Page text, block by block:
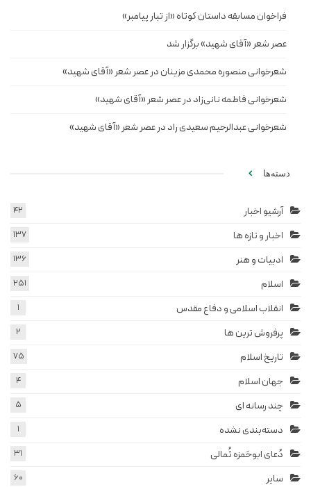
فراخوان مسابقه داستان کوتاه «از تبار پیامبر»
عصر شعر «آقای شهید» برگزار شد
شعرخوانی منصوره محمدی مزینان در عصر شعر «آقای شهید»
شعرخوانی فاطمه نانی‌زاد در عصر شعر «آقای شهید»
شعرخوانی عبدالرحیم سعیدی راد در عصر شعر «آقای شهید»
دسته‌ها
آرشیو اخبار 42
اخبار و تازه ها 137
ادبیات و هنر 136
اسلام 251
انقلاب اسلامی و دفاع مقدس 1
پرفروش ترین ها 2
تاریخ اسلام 75
جهان اسلام 4
چند رسانه ای 5
دسته‌بندی نشده 1
دُعای ابوحَمزه ثُمالی 31
سایر 60